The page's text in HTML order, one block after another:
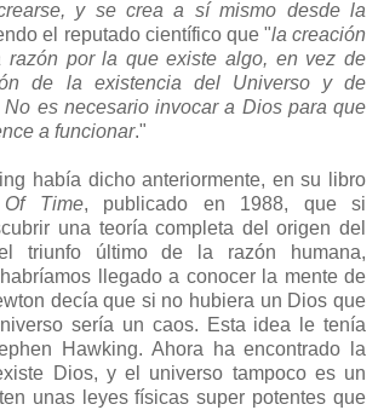
y se crea a sí mismo desde la
el reputado científico que "la creación
razón por la que existe algo, en vez de
de la existencia del Universo y de
No es necesario invocar a Dios para que
a funcionar."
había dicho anteriormente, en su libro
Time, publicado en 1988, que si
una teoría completa del origen del
triunfo último de la razón humana,
llegado a conocer la mente de
decía que si no hubiera un Dios que
sería un caos. Esta idea le tenía
Hawking. Ahora ha encontrado la
Dios, y el universo tampoco es un
unas leyes físicas super potentes que